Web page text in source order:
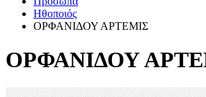
Ηθοποιός
ΟΡΦΑΝΙΔΟΥ ΑΡΤΕΜΙΣ
ΟΡΦΑΝΙΔΟΥ